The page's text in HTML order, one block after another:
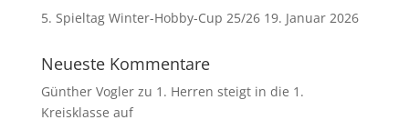
5. Spieltag Winter-Hobby-Cup 25/26 19. Januar 2026
Neueste Kommentare
Günther Voglerzu 1. Herren steigt in die 1.
Kreisklasse auf